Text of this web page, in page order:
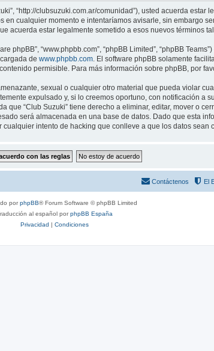
“http://clubsuzuki.com.ar/comunidad”), usted acuerda
en cualquier momento e intentaríamos avisarle, sin embargo
acuerda estar legalmente sometido a esos nuevos términos
phpBB”, “www.phpbb.com”, “phpBB Limited”, “phpBB
de www.phpbb.com . El software phpBB solamente
permisible. Para más información sobre phpBB, por
sexual o cualquier otro material que pueda violar
expulsado y, si lo creemos oportuno, con notificación a
“Club Suzuki” tiene derecho a eliminar, editar, mover o
será almacenada en una base de datos. Dado que esta
intento de hacking que conlleve a que los datos sean
El
Contáctenos
porphpBB® Forum Software © phpBB Limited
al español porphpBB España
Privacidad | Condiciones